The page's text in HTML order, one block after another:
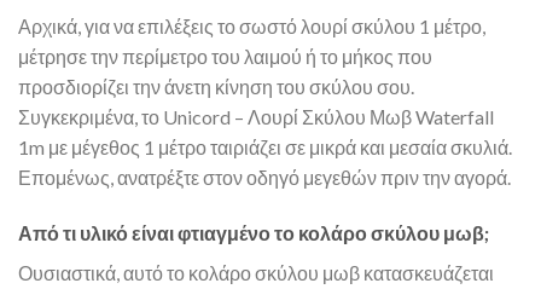
Αρχικά, για να επιλέξεις το σωστό λουρί σκύλου 1 μέτρο,
μέτρησε την περίμετρο του λαιμού ή το μήκος που
προσδιορίζει την άνετη κίνηση του σκύλου σου.
Συγκεκριμένα, το Unicord – Λουρί Σκύλου Μωβ Waterfall
1m με μέγεθος 1 μέτρο ταιριάζει σε μικρά και μεσαία σκυλιά.
Επομένως, ανατρέξτε στον οδηγό μεγεθών πριν την αγορά.
Από τι υλικό είναι φτιαγμένο το κολάρο σκύλου μωβ;
Ουσιαστικά, αυτό το κολάρο σκύλου μωβ κατασκευάζεται